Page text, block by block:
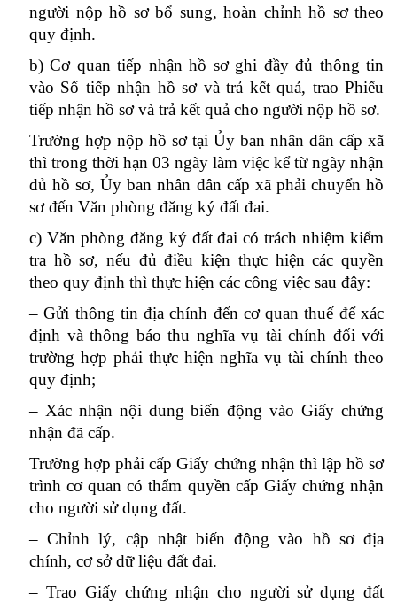
người nộp hồ sơ bổ sung, hoàn chỉnh hồ sơ theo
quy định.
b) Cơ quan tiếp nhận hồ sơ ghi đầy đủ thông tin
vào Sổ tiếp nhận hồ sơ và trả kết quả, trao Phiếu
tiếp nhận hồ sơ và trả kết quả cho người nộp hồ sơ.
Trường hợp nộp hồ sơ tại Ủy ban nhân dân cấp xã
thì trong thời hạn 03 ngày làm việc kể từ ngày nhận
đủ hồ sơ, Ủy ban nhân dân cấp xã phải chuyển hồ
sơ đến Văn phòng đăng ký đất đai.
c) Văn phòng đăng ký đất đai có trách nhiệm kiểm
tra hồ sơ, nếu đủ điều kiện thực hiện các quyền
theo quy định thì thực hiện các công việc sau đây:
– Gửi thông tin địa chính đến cơ quan thuế để xác
định và thông báo thu nghĩa vụ tài chính đối với
trường hợp phải thực hiện nghĩa vụ tài chính theo
quy định;
– Xác nhận nội dung biến động vào Giấy chứng
nhận đã cấp.
Trường hợp phải cấp Giấy chứng nhận thì lập hồ sơ
trình cơ quan có thẩm quyền cấp Giấy chứng nhận
cho người sử dụng đất.
– Chỉnh lý, cập nhật biến động vào hồ sơ địa
chính, cơ sở dữ liệu đất đai.
– Trao Giấy chứng nhận cho người sử dụng đất